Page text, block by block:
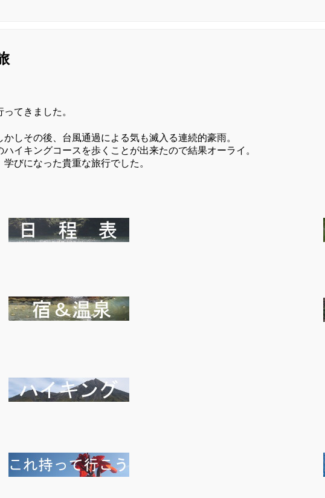
てきました。
しその後、台風通過による気も滅入る連続的豪雨。
イキングコースを歩くことが出来たので結果オーライ。
びになった貴重な旅行でした。